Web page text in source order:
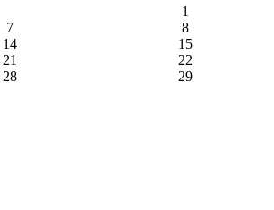
1
7
8
14
15
21
22
28
29